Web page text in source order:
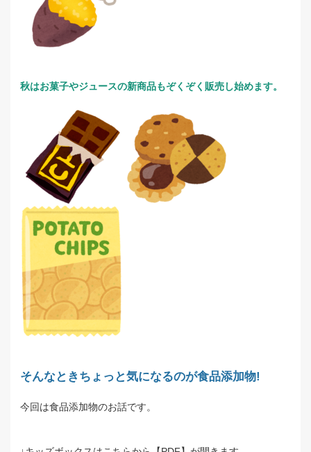
秋はお菓子やジュースの新商品もぞくぞく販売し始めます。
そんなときちょっと気になるのが食品添加物!
今回は食品添加物のお話です。